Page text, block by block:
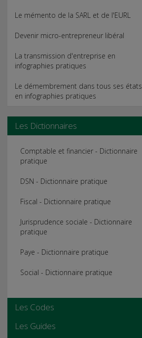
Le mémento de la SARL et de l'EURL
Devenir micro-entrepreneur libéral
La transmission d'entreprise en
infographies pratiques
Le démembrement dans tous ses états
en infographies pratiques
Les Dictionnaires
Comptable et financier - Dictionnaire
pratique
DSN - Dictionnaire pratique
Fiscal - Dictionnaire pratique
Jurisprudence sociale - Dictionnaire
pratique
Paye - Dictionnaire pratique
Social - Dictionnaire pratique
Les Codes
Les Guides